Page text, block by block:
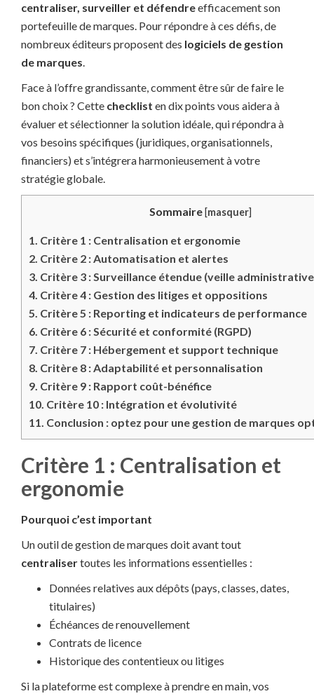
centraliser, surveiller et défendreefficacement son
portefeuille de marques. Pour répondre à ces défis, de
nombreux éditeurs proposent des logiciels de gestion
de marques.
Face à l’offre grandissante, comment être sûr de faire le
bon choix ? Cette checklist en dix points vous aidera à
évaluer et sélectionner la solution idéale, qui répondra à
vos besoins spécifiques (juridiques, organisationnels,
financiers) et s’intégrera harmonieusement à votre
stratégie globale.
Sommaire [masquer]
1. Critère 1 : Centralisation et ergonomie
2. Critère 2 : Automatisation et alertes
3. Critère 3 : Surveillance étendue (veille
4. Critère 4 : Gestion des litiges et oppositions
5. Critère 5 : Reporting et indicateurs de performance
6. Critère 6 : Sécurité et conformité (RGPD)
7. Critère 7 : Hébergement et support technique
8. Critère 8 : Adaptabilité et personnalisation
9. Critère 9 : Rapport coût-bénéfice
10. Critère 10 : Intégration et évolutivité
11. Conclusion : optez pour une gestion de marques
Critère 1 : Centralisation et
ergonomie
Pourquoi c’est important
Un outil de gestion de marques doit avant tout
centralisertoutes les informations essentielles :
Données relatives aux dépôts (pays, classes, dates,
titulaires)
Échéances de renouvellement
Contrats de licence
Historique des contentieux ou litiges
Si la plateforme est complexe à prendre en main, vos